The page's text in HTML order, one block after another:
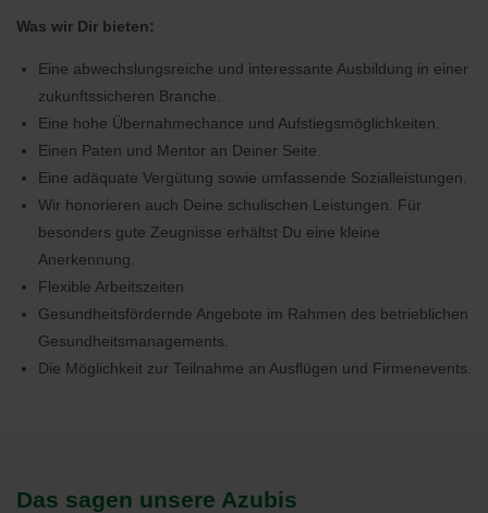
Was wir Dir bieten:
Eine abwechslungsreiche und interessante Ausbildung in einer
zukunftssicheren Branche.
Eine hohe Übernahmechance und Aufstiegsmöglichkeiten.
Einen Paten und Mentor an Deiner Seite.
Eine adäquate Vergütung sowie umfassende Sozialleistungen.
Wir honorieren auch Deine schulischen Leistungen. Für
besonders gute Zeugnisse erhältst Du eine kleine
Anerkennung.
Flexible Arbeitszeiten
Gesundheitsfördernde Angebote im Rahmen des betrieblichen
Gesundheitsmanagements.
Die Möglichkeit zur Teilnahme an Ausflügen und Firmenevents.
Das sagen unsere Azubis